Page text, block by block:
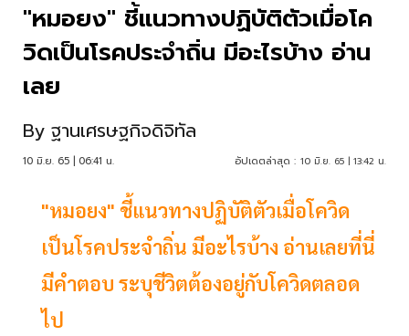
"หมอยง" ชี้แนวทางปฏิบัติตัวเมื่อโค
วิดเป็นโรคประจำถิ่น มีอะไรบ้าง อ่าน
เลย
By ฐานเศรษฐกิจดิจิทัล
10 มิ.ย. 65 | 06:41 น. อัปเดตล่าสุด : 10 มิ.ย. 65 | 13:42 น.
"หมอยง" ชี้แนวทางปฏิบัติตัวเมื่อโควิด
เป็นโรคประจำถิ่น มีอะไรบ้าง อ่านเลยที่นี่
มีคำตอบ ระบุชีวิตต้องอยู่กับโควิดตลอด
ไป